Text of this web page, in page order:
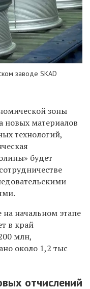
заводе SKAD
зоны
новых материалов
технологий,
будет
начальном этапе
в край
млн,
около 1,2 тыс
отчислений